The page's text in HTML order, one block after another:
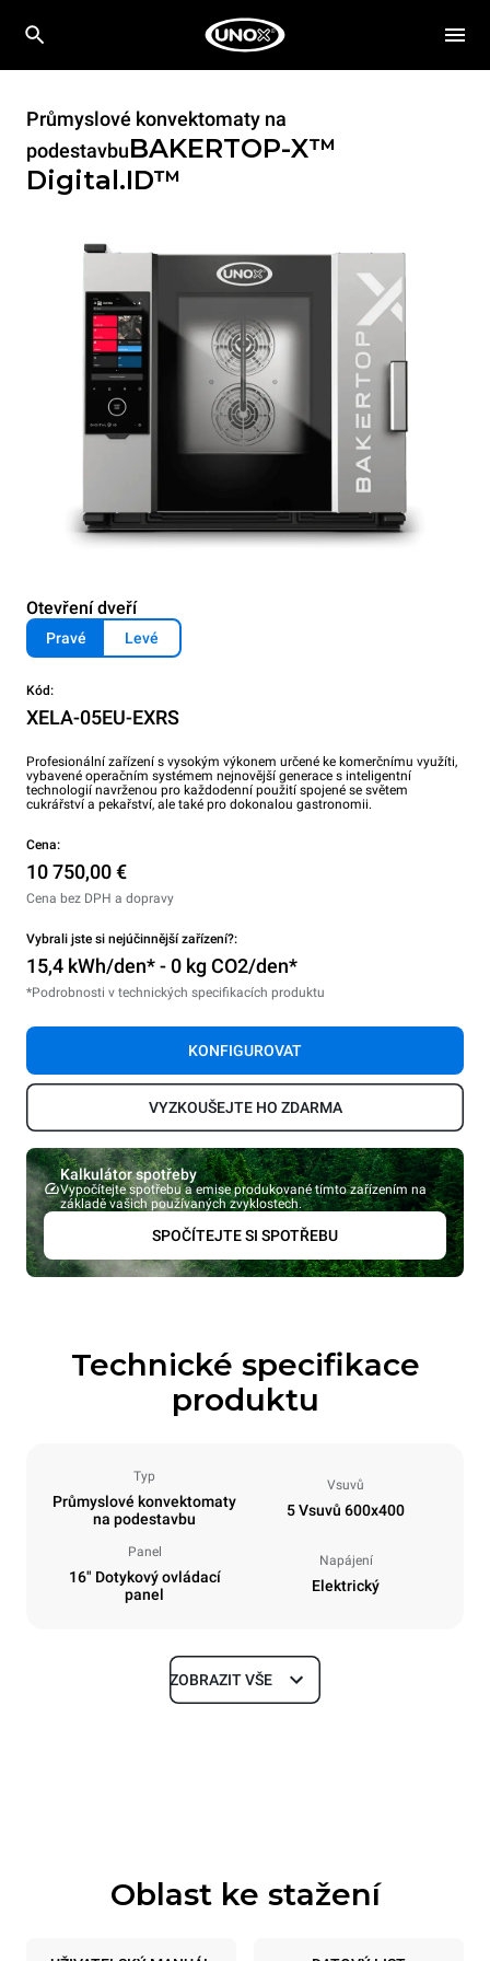
Průmyslové konvektomaty na
podestavbuBAKERTOP-X™
Digital.ID™
Otevření dveří
Pravé Levé
Kód:
XELA-05EU-EXRS
Profesionální zařízení s vysokým výkonem určené ke komerčnímu využíti,
vybavené operačním systémem nejnovější generace s inteligentní
technologií navrženou pro každodenní použití spojené se světem
cukrářství a pekařství, ale také pro dokonalou gastronomii.
Cena:
10 750,00 €
Cena bez DPH a dopravy
Vybrali jste si nejúčinnější zařízení?:
15,4 kWh/den* - 0 kg CO2/den*
*Podrobnosti v technických specifikacích produktu
KONFIGUROVAT
VYZKOUŠEJTE HO ZDARMA
Kalkulátor spotřeby
Vypočítejte spotřebu a emise produkované tímto zařízením na
základě vašich používaných zvyklostech.
SPOČÍTEJTE SI SPOTŘEBU
Technické specifikace
produktu
Typ
Průmyslové konvektomaty
na podestavbu
Vsuvů
5 Vsuvů 600x400
Panel
16" Dotykový ovládací
panel
Napájení
Elektrický
Rozměry
Specifikace plechů
ZOBRAZIT VŠE
Oblast ke stažení